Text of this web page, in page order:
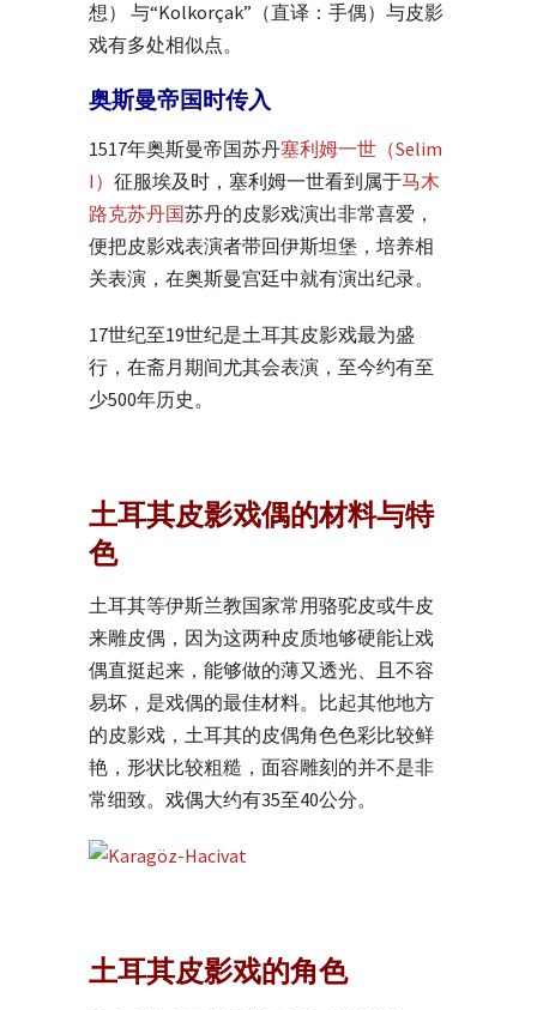
想） 与“Kolkorçak”（直译：手偶）与皮影
戏有多处相似点。
奥斯曼帝国时传入
1517年奥斯曼帝国苏丹塞利姆一世（Selim
I） 征服埃及时，塞利姆一世看到属于马木
路克苏丹国苏丹的皮影戏演出非常喜爱，
便把皮影戏表演者带回伊斯坦堡，培养相
关表演，在奥斯曼宫廷中就有演出纪录。
17世纪至19世纪是土耳其皮影戏最为盛
行，在斋月期间尤其会表演，至今约有至
少500年历史。
土耳其皮影戏偶的材料与特
色
土耳其等伊斯兰教国家常用骆驼皮或牛皮
来雕皮偶，因为这两种皮质地够硬能让戏
偶直挺起来，能够做的薄又透光、且不容
易坏，是戏偶的最佳材料。比起其他地方
的皮影戏，土耳其的皮偶角色色彩比较鲜
艳，形状比较粗糙，面容雕刻的并不是非
常细致。戏偶大约有35至40公分。
土耳其皮影戏的角色